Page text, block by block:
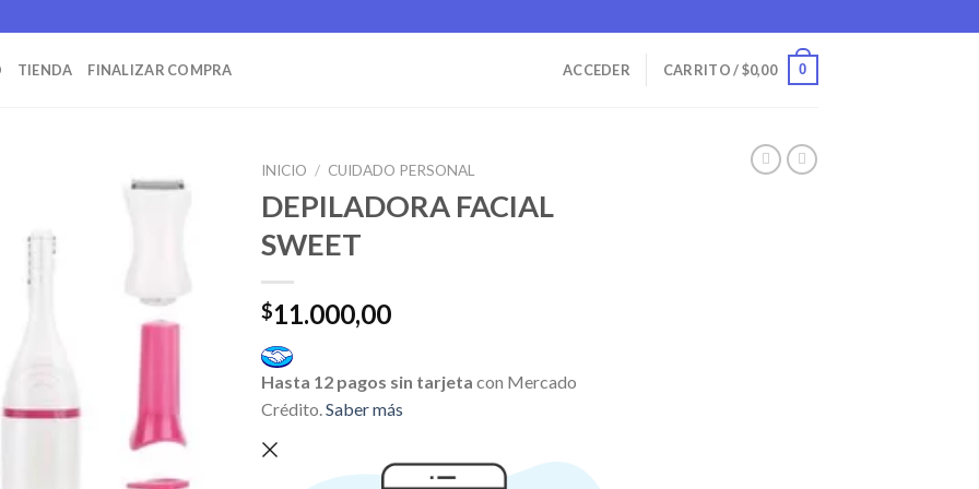
TIENDA FINALIZAR COMPRA ACCEDER CARRITO /$0,00 0
INICIO / CUIDADO PERSONAL
DEPILADORA FACIAL
SWEET
$11.000,00
Hasta 12 pagos sin tarjeta con Mercado
Crédito. Saber más